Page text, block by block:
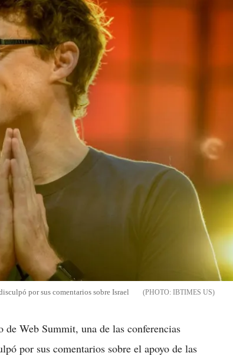
por sus comentarios sobre Israel IBTIMES US
Web Summit, una de las conferencias
por sus comentarios sobre el apoyo de las